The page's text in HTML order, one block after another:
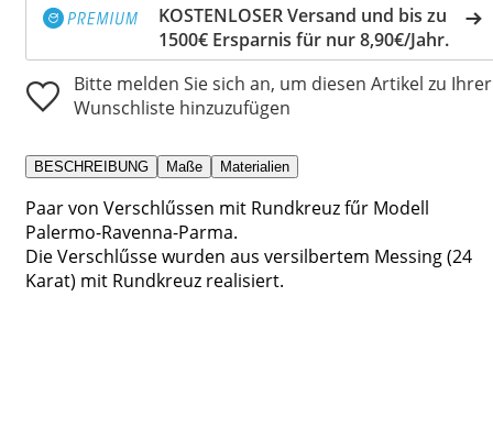
KOSTENLOSER Versand und bis zu
1500€ Ersparnis für nur 8,90€/Jahr.
Bitte melden Sie sich an, um diesen Artikel zu Ihrer
Wunschliste hinzuzufügen
BESCHREIBUNG Maße Materialien
Paar von Verschlűssen mit Rundkreuz fűr Modell
Palermo-Ravenna-Parma.
Die Verschlűsse wurden aus versilbertem Messing (24
Karat) mit Rundkreuz realisiert.